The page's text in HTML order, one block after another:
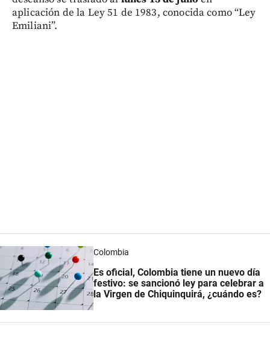
aplicación de la Ley 51 de 1983, conocida como “Ley
Emiliani”.
Colombia
Es oficial, Colombia tiene un nuevo día
festivo: se sancionó ley para celebrar a
la Virgen de Chiquinquirá, ¿cuándo es?